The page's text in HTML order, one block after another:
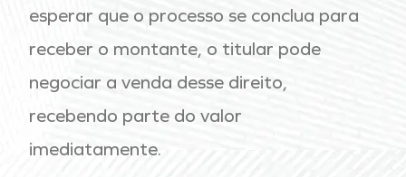
esperar que o processo se conclua para
receber o montante, o titular pode
negociar a venda desse direito,
recebendo parte do valor
imediatamente.